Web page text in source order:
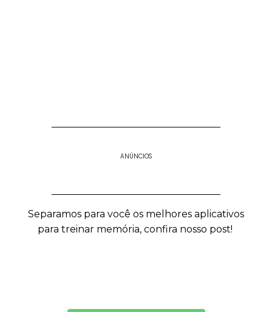
ANÚNCIOS
Separamos para você os melhores aplicativos
para treinar memória, confira nosso post!